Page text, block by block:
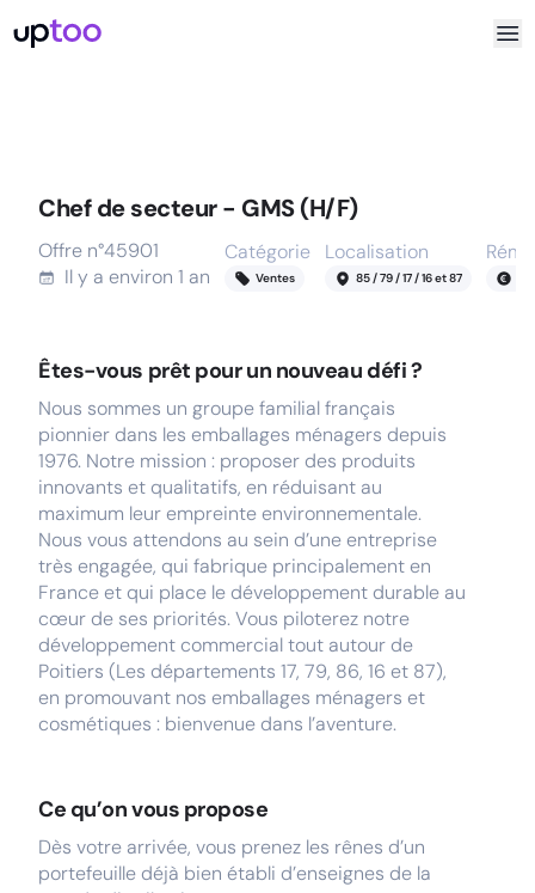
Chef de secteur - GMS (H/F)
Offre n°45901
Il y a environ 1 an
Catégorie
Ventes
Localisation
85 / 79 / 17 / 16 et 87
Êtes-vous prêt pour un nouveau défi ?
Nous sommes un groupe familial français
pionnier dans les emballages ménagers depuis
1976. Notre mission : proposer des produits
innovants et qualitatifs, en réduisant au
maximum leur empreinte environnementale.
Nous vous attendons au sein d’une entreprise
très engagée, qui fabrique principalement en
France et qui place le développement durable au
cœur de ses priorités. Vous piloterez notre
développement commercial tout autour de
Poitiers (Les départements 17, 79, 86, 16 et 87),
en promouvant nos emballages ménagers et
cosmétiques : bienvenue dans l’aventure.
Ce qu’on vous propose
Dès votre arrivée, vous prenez les rênes d’un
portefeuille déjà bien établi d’enseignes de la